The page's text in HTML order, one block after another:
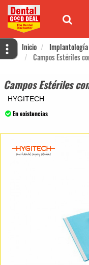
Inicio
Campos Estériles
Campos Estériles
HYGITECH
En existencias